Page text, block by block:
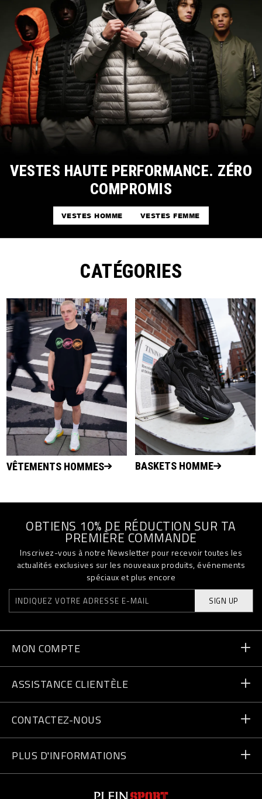
VESTES HAUTE PERFORMANCE. ZÉRO
COMPROMIS
VESTES HOMME VESTES FEMME
CATÉGORIES
VÊTEMENTS HOMMES BASKETS HOMME
OBTIENS 10% DE RÉDUCTION SUR TA
PREMIÈRE COMMANDE
Inscrivez-vous à notre Newsletter pour recevoir toutes les
actualités exclusives sur les nouveaux produits, événements
spéciaux et plus encore
SIGN UP
MON COMPTE
ASSISTANCE CLIENTÈLE
Expédition
Guide des tailles
CONTACTEZ-NOUS
vip@pleinsport.com
PLUS D'INFORMATIONS